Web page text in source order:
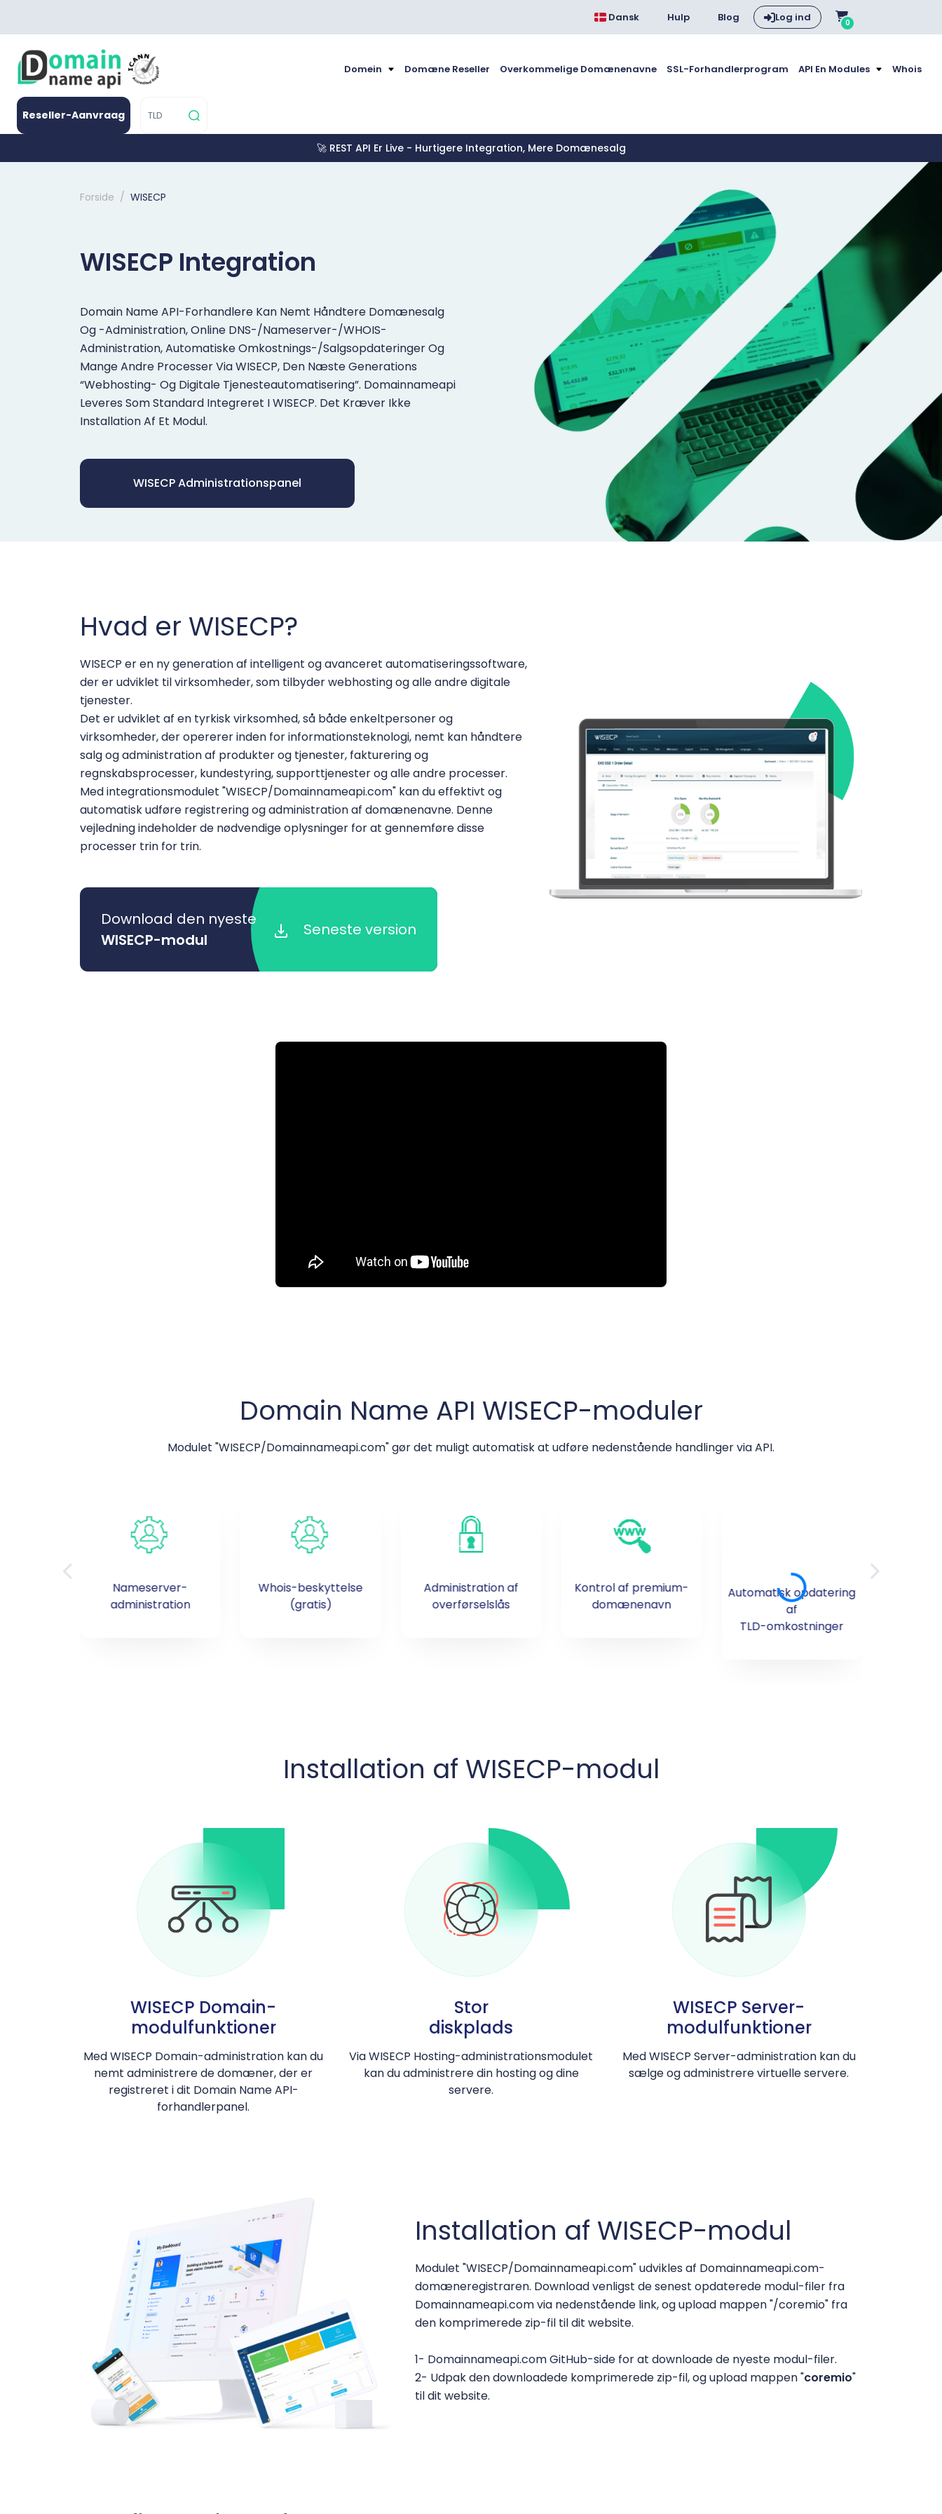
Dansk Hulp Blog Log ind 0
Domein Domæne Reseller Overkommelige Domænenavne SSL-Forhandlerprogram API En Modules Whois
Reseller-Aanvraag
🚀 REST API Er Live - Hurtigere Integration, Mere Domænesalg
Forside WISECP
WISECP Integration
Domain Name API-Forhandlere Kan Nemt Håndtere Domænesalg
Og -administration, Online DNS-/nameserver-/WHOIS-
Administration, Automatiske Omkostnings-/salgsopdateringer Og
Mange Andre Processer Via WISECP, Den Næste Generations
“webhosting- Og Digitale Tjenesteautomatisering”. Domainnameapi
Leveres Som Standard Integreret I WISECP. Det Kræver Ikke
Installation Af Et Modul.
WISECP Administrationspanel
Hvad er WISECP?
WISECP er en ny generation af intelligent og avanceret automatiseringssoftware,
der er udviklet til virksomheder, som tilbyder webhosting og alle andre digitale
tjenester.
Det er udviklet af en tyrkisk virksomhed, så både enkeltpersoner og
virksomheder, der opererer inden for informationsteknologi, nemt kan håndtere
salg og administration af produkter og tjenester, fakturering og
regnskabsprocesser, kundestyring, supporttjenester og alle andre processer.
Med integrationsmodulet "WISECP/Domainnameapi.com" kan du effektivt og
automatisk udføre registrering og administration af domænenavne. Denne
vejledning indeholder de nødvendige oplysninger for at gennemføre disse
processer trin for trin.
Download den nyeste
WISECP-modul
Seneste version
Domain Name API WISECP-moduler
Modulet "WISECP/Domainnameapi.com" gør det muligt automatisk at udføre nedenstående handlinger via API.
Nameserver-
administration
Whois-beskyttelse
(gratis)
Administration af
overførselslås
Kontrol af premium-
domænenavn
Automatisk opdatering
af
TLD-omkostninger
Installation af WISECP-modul
WISECP Domain-
modulfunktioner
Med WISECP Domain-administration kan du
nemt administrere de domæner, der er
registreret i dit Domain Name API-
forhandlerpanel.
Stor
diskplads
Via WISECP Hosting-administrationsmodulet
kan du administrere din hosting og dine
servere.
WISECP Server-
modulfunktioner
Med WISECP Server-administration kan du
sælge og administrere virtuelle servere.
Installation af WISECP-modul
Modulet "WISECP/Domainnameapi.com" udvikles af Domainnameapi.com-
domæneregistraren. Download venligst de senest opdaterede modul-filer fra
Domainnameapi.com via nedenstående link, og upload mappen "/coremio" fra
den komprimerede zip-fil til dit website.
1- Domainnameapi.com GitHub-side for at downloade de nyeste modul-filer.
2- Udpak den downloadede komprimerede zip-fil, og upload mappen "coremio"
til dit website.